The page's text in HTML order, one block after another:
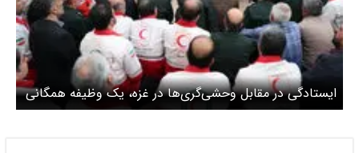
ایستادگی در مقابل وحشی‌گری‌ها در غزه، یک وظیفه همگانی